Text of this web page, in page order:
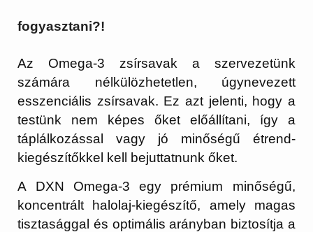
fogyasztani?!
Az Omega-3 zsírsavak a szervezetünk
számára nélkülözhetetlen, úgynevezett
esszenciális zsírsavak. Ez azt jelenti, hogy a
testünk nem képes őket előállítani, így a
táplálkozással vagy jó minőségű étrend-
kiegészítőkkel kell bejuttatnunk őket.
A DXN Omega-3 egy prémium minőségű,
koncentrált halolaj-kiegészítő, amely magas
tisztasággal és optimális arányban biztosítja a